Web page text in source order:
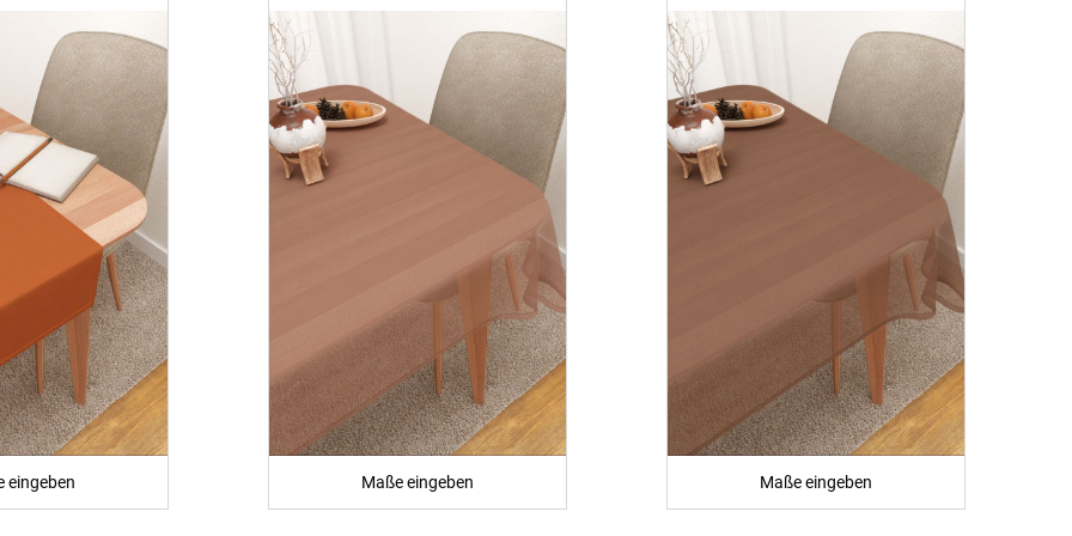
eingeben Maße eingeben Maße eingeben